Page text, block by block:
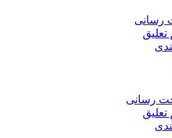
رسانی
رسانی